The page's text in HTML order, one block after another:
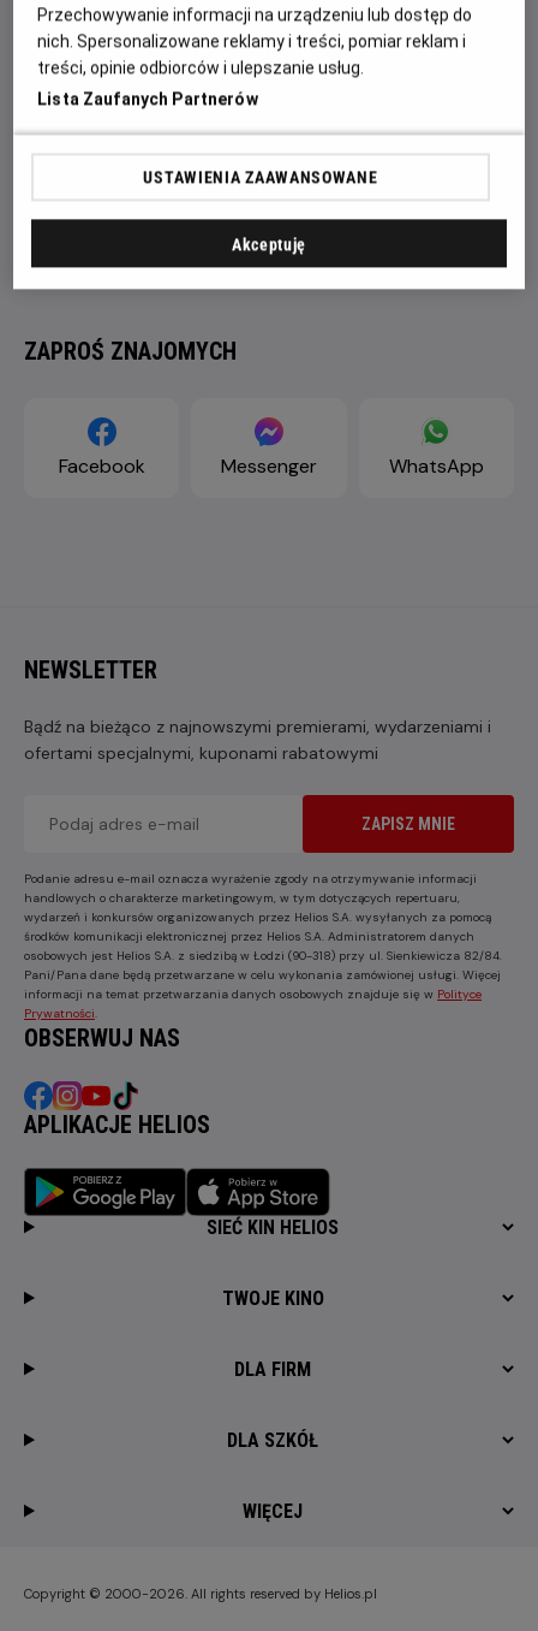
ZAPROŚ ZNAJOMYCH
Facebook Messenger WhatsApp
NEWSLETTER
Bądź na bieżąco z najnowszymi premierami, wydarzeniami i
ofertami specjalnymi, kuponami rabatowymi
ZAPISZ MNIE
Podanie adresu e-mail oznacza wyrażenie zgody na otrzymywanie informacji
handlowych o charakterze marketingowym, w tym dotyczących repertuaru,
wydarzeń i konkursów organizowanych przez Helios S.A. wysyłanych za pomocą
środków komunikacji elektronicznej przez Helios S.A. Administratorem danych
osobowych jest Helios S.A. z siedzibą w Łodzi (90-318) przy ul. Sienkiewicza 82/84.
Pani/Pana dane będą przetwarzane w celu wykonania zamówionej usługi. Więcej
informacji na temat przetwarzania danych osobowych znajduje się w Polityce
Prywatności
OBSERWUJ NAS
APLIKACJE HELIOS
SIEĆ KIN HELIOS
TWOJE KINO
DLA FIRM
DLA SZKÓŁ
WIĘCEJ
Copyright © 2000-2026. All rights reserved by Helios.pl
Przechowywanie informacji na urządzeniu lub dostęp do
nich. Spersonalizowane reklamy i treści, pomiar reklam i
treści, opinie odbiorców i ulepszanie usług.
Lista Zaufanych Partnerów
USTAWIENIA ZAAWANSOWANE
Akceptuję